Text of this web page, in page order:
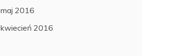
maj 2016
kwiecień 2016